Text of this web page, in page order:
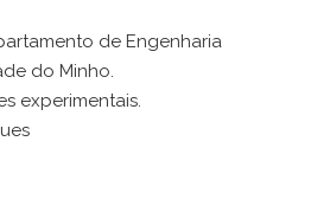
de Engenharia
do Minho.
experimentais.